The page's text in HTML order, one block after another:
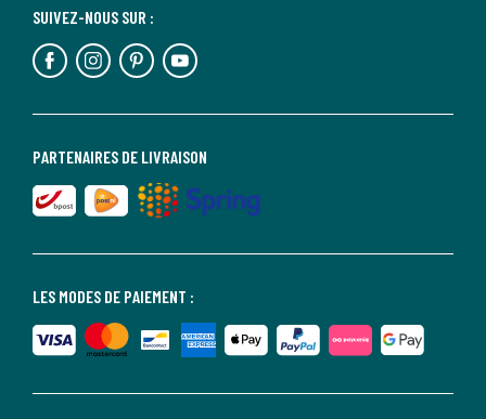
LES MODES DE PAIEMENT :
PARTENAIRES DE LIVRAISON
SUIVEZ-NOUS SUR :